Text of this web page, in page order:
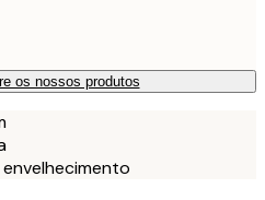
os nossos produtos